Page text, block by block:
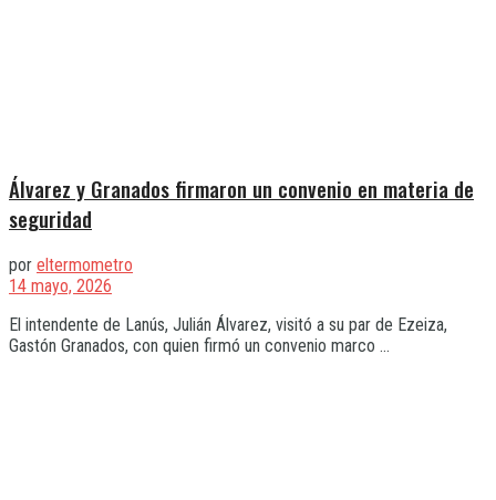
Álvarez y Granados firmaron un convenio en materia de
seguridad
por eltermometro
14 mayo, 2026
El intendente de Lanús, Julián Álvarez, visitó a su par de Ezeiza,
Gastón Granados, con quien firmó un convenio marco ...